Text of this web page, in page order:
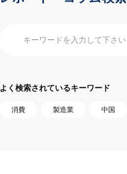
よく検索されているキーワード
消費 製造業 中国